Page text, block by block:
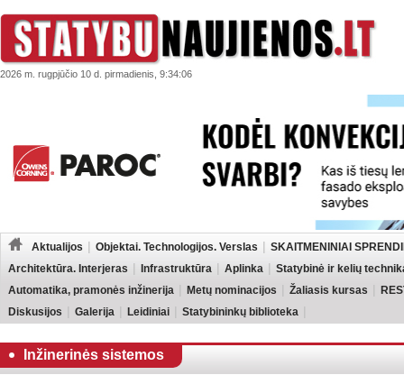
2026 m. rugpjūčio 10 d. pirmadienis, 9:34:06
Aktualijos Objektai. Technologijos. Verslas
SKAITMENINIAI
Architektūra. Interjeras
Infrastruktūra Aplinka
Statybinė ir kelių
Automatika, pramonės inžinerija
Metų nominacijos Žaliasis kursas
Diskusijos
Galerija Leidiniai Statybininkų biblioteka
Inžinerinės sistemos